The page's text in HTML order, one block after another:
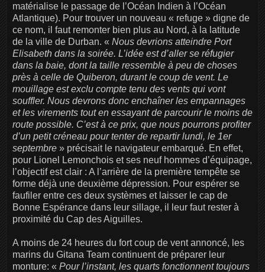
matérialise le passage de l’Océan Indien à l’Océan
Atlantique). Pour trouver un nouveau « refuge » digne de
ce nom, il faut remonter bien plus au Nord, à la latitude
de la ville de Durban. « Nous devrions atteindre Port
Elisabeth dans la soirée. L’idée est d’aller se réfugier
dans la baie, dont la taille ressemble à peu de choses
près à celle de Quiberon, durant le coup de vent. Le
mouillage est exclu compte tenu des vents qui vont
souffler. Nous devrons donc enchaîner les empannages
et les virements tout en essayant de parcourir le moins de
route possible. C’est à ce prix, que nous pourrons profiter
d’un petit créneau pour tenter de repartir lundi, le 1er
septembre » précisait le navigateur embarqué. En effet,
pour Lionel Lemonchois et ses neuf hommes d’équipage,
l’objectif est clair : A l’arrière de la première tempête se
forme déjà une deuxième dépression. Pour espérer se
faufiler entre ces deux systèmes et laisser le cap de
Bonne Espérance dans leur sillage, il leur faut rester à
proximité du Cap des Aiguilles.
A moins de 24 heures du fort coup de vent annoncé, les
marins du Gitana Team continuent de préparer leur
monture: « Pour l’instant, les quarts fonctionnent toujours